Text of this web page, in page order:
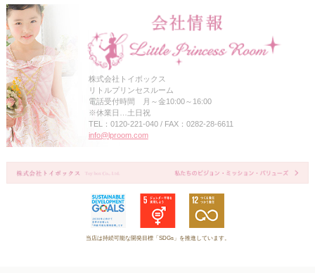
株式会社トイボックス
リトルプリンセスルーム
電話受付時間 月～金10:00～16:00
※休業日…土日祝
TEL：0120-221-040 / FAX：0282-28-6611
info@lproom.com
当店は持続可能な開発目標「SDGs」を推進しています。